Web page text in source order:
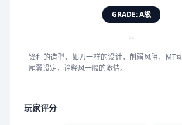
GRADE: A级
“
锋利的造型，如刀一样的设计，削弱风阻，MT
尾翼设定，诠释风一般的激情。
玩家评分
★★★★★★
手感